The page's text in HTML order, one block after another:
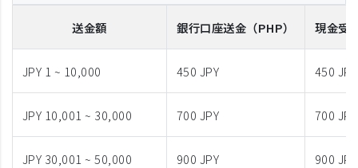
送金額 銀行口座送金 （PHP） 現金受
JPY 1 ~ 10,000 450 JPY 450 JPY
JPY 10,001 ~ 30,000 700 JPY 700 JPY
JPY 30,001 ~ 50,000 900 JPY 900 JPY